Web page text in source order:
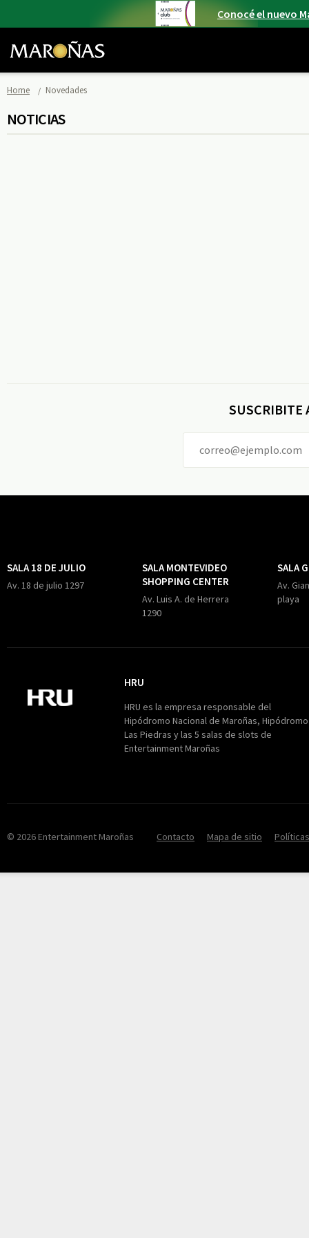
Conocé el nuevo
Home Novedades
NOTICIAS
SUSCRIBITE
SALA 18 DE JULIO
Av. 18 de julio 1297
SALA MONTEVIDEO
SHOPPING CENTER
Av. Luis A. de Herrera
1290
SALA
Av.
playa
HRU
HRU es la empresa responsable del
Hipódromo Nacional de Maroñas, Hipódromo
Las Piedras y las 5 salas de slots de
Entertainment Maroñas
© 2026 Entertainment Maroñas Contacto Mapa de sitio